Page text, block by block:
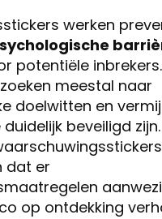
werken
potentiële inbrekers.
meestal naar
doelwitten en
beveiligd zijn.
dat er
op ontdekking